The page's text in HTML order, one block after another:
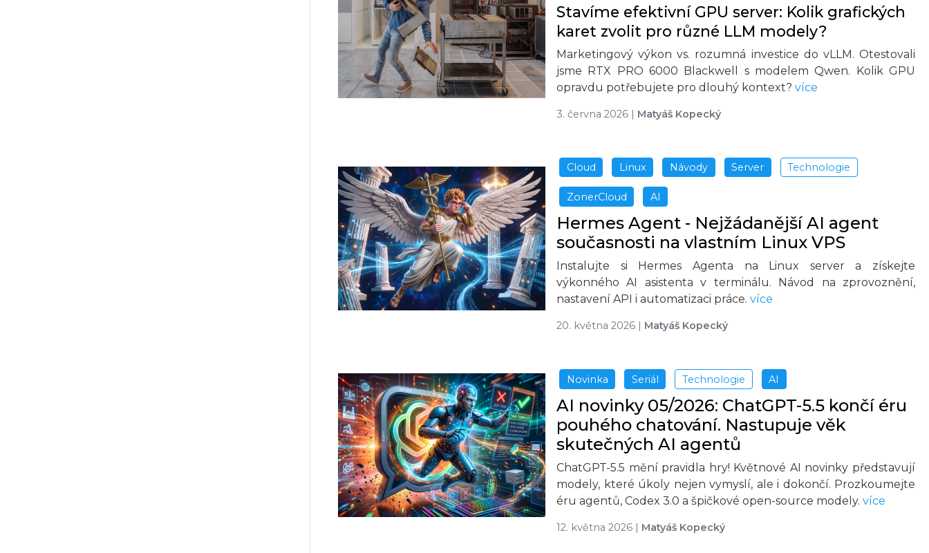
Stavíme efektivní GPU server: Kolik grafických
karet zvolit pro různé LLM modely?
Marketingový výkon vs. rozumná investice do vLLM. Otestovali
jsme RTX PRO 6000 Blackwell s modelem Qwen. Kolik GPU
opravdu potřebujete pro dlouhý kontext? více
3. června 2026 | Matyáš Kopecký
Cloud Linux Návody Server Technologie
ZonerCloud AI
Hermes Agent - Nejžádanější AI agent
současnosti na vlastním Linux VPS
Instalujte si Hermes Agenta na Linux server a získejte
výkonného AI asistenta v terminálu. Návod na zprovoznění,
nastavení API i automatizaci práce. více
20. května 2026 | Matyáš Kopecký
Novinka Seriál Technologie AI
AI novinky 05/2026: ChatGPT-5.5 končí éru
pouhého chatování. Nastupuje věk
skutečných AI agentů
ChatGPT-5.5 mění pravidla hry! Květnové AI novinky představují
modely, které úkoly nejen vymyslí, ale i dokončí. Prozkoumejte
éru agentů, Codex 3.0 a špičkové open-source modely. více
12. května 2026 | Matyáš Kopecký